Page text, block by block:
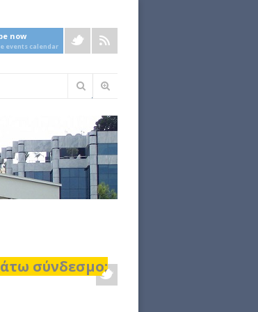
now
events calendar
Φόρμα
σύνδεσμο: